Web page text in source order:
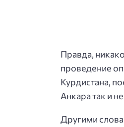
Правда,
проведение
Курдистана,
Анкара так и
Другими